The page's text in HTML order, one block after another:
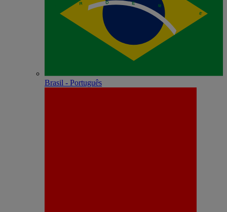
Brasil - Português